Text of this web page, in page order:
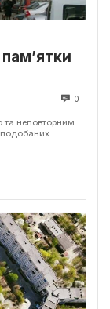
0
та неповторним